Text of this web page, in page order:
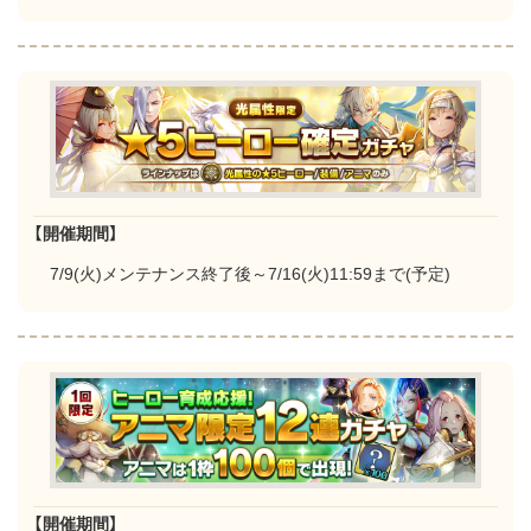
【開催期間】
7/9(火)メンテナンス終了後～7/16(火)11:59まで(予定)
【開催期間】